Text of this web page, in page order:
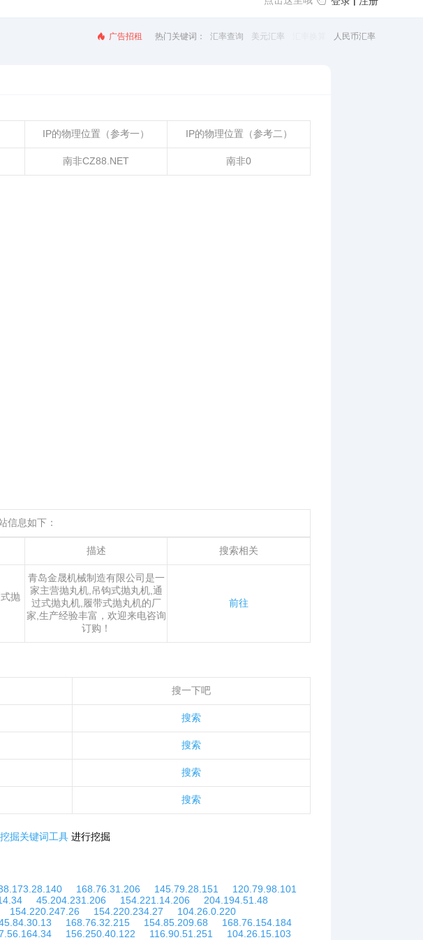
热门关键词： 汇率查询 美元汇率 人民币汇率
广告招租
IP的物理位置（参考一） IP的物理位置（参考二）
南非CZ88.NET 南非0
信息如下：
描述 搜索相关
抛
青岛金晟机械制造有限公司是一
家主营抛丸机,吊钩式抛丸机,通
过式抛丸机,履带式抛丸机的厂
家,生产经验丰富，欢迎来电咨询
订购！
前往
搜一下吧
搜索
搜索
搜索
搜索
挖掘关键词工具进行挖掘
168.76.31.206 145.79.28.151
120.79.98.101
45.204.231.206 154.221.14.206
204.194.51.48
154.220.247.26 154.220.234.27
104.26.0.220
168.76.32.215 154.85.209.68
168.76.154.184
156.250.40.122 116.90.51.251
104.26.15.103